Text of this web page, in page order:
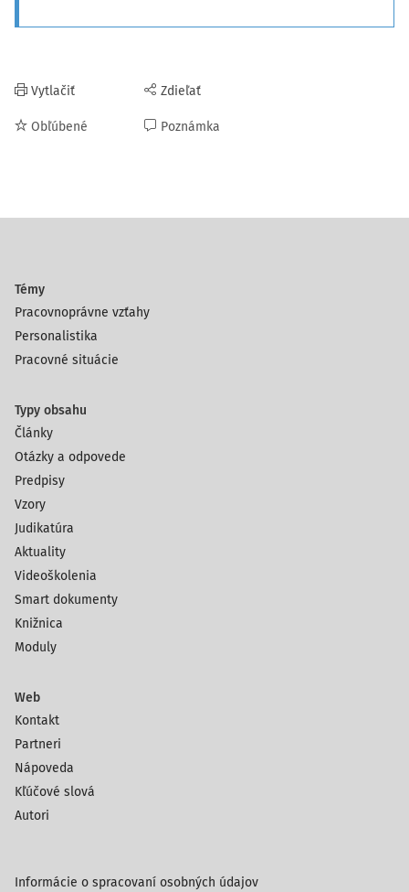
Vytlačiť
Obľúbené
Zdieľať
Poznámka
Témy
Pracovnoprávne vzťahy
Personalistika
Pracovné situácie
Typy obsahu
Články
Otázky a odpovede
Predpisy
Vzory
Judikatúra
Aktuality
Videoškolenia
Smart dokumenty
Knižnica
Moduly
Web
Kontakt
Partneri
Nápoveda
Kľúčové slová
Autori
Informácie o spracovaní osobných údajov